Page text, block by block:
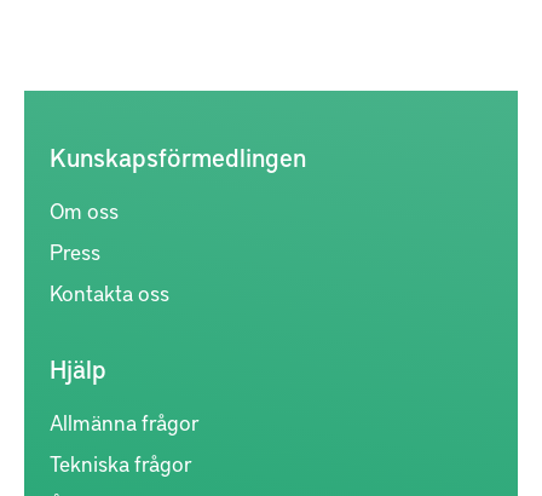
Kunskapsförmedlingen
Om oss
Press
Kontakta oss
Hjälp
Allmänna frågor
Tekniska frågor